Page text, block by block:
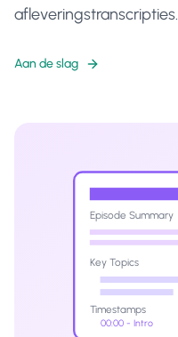
afleveringstranscripties.
Aan de slag
Episode Summary
Key Topics
Timestamps
00:00 - Intro